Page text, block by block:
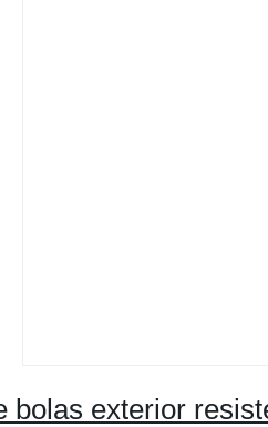
bolas exterior